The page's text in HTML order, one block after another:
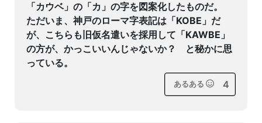
「カウベ」の「カ」の字を図案化したものだ。
ただいま、神戸のローマ字表記は「KOBE」だ
が、こちらも旧仮名遣いを採用して「KAWBE」
の方が、かっこいいんじゃないか？ と秘かに思
っている。
あるある 4